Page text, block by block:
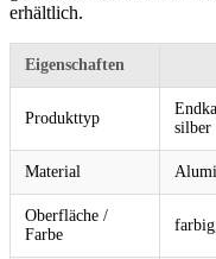
erhältlich.
Eigenschaften
Produkttyp
silber
Material
Oberfläche /
Farbe